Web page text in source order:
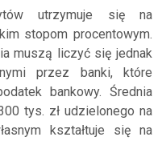
utrzymuje się na
stopom procentowym.
muszą liczyć się jednak
przez banki, które
bankowy. Średnia
tys. zł udzielonego na
kształtuje się na